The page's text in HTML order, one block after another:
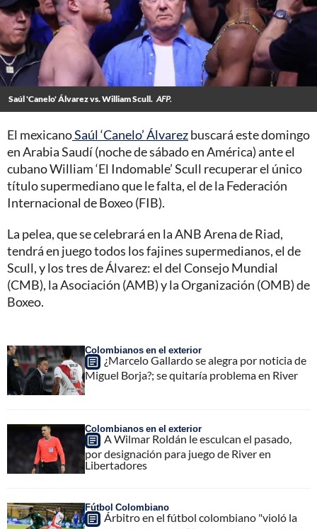
Saúl 'Canelo' Álvarez vs. William Scull. AFP.
El mexicanoSaúl ‘Canelo’ Álvarezbuscará este domingo
en Arabia Saudí (noche de sábado en América) ante el
cubano William ‘El Indomable’ Scull recuperar el único
título supermediano que le falta, el de la Federación
Internacional de Boxeo (FIB).
La pelea, que se celebrará en la ANB Arena de Riad,
tendrá en juego todos los fajines supermedianos, el de
Scull, y los tres de Álvarez: el del Consejo Mundial
(CMB), la Asociación (AMB) y la Organización (OMB) de
Boxeo.
Colombianos en el exterior
¿Marcelo Gallardo se alegra por noticia de
Miguel Borja?; se quitaría problema en River
Colombianos en el exterior
A Wilmar Roldán le esculcan el pasado,
por designación para juego de River en
Libertadores
Fútbol Colombiano
Árbitro en el fútbol colombiano "violó la